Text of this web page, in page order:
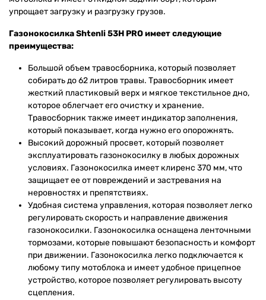
упрощает загрузку и разгрузку грузов.
Газонокосилка Shtenli 53H PRO имеет следующие
преимущества:
Большой объем травосборника, который позволяет
собирать до 62 литров травы. Травосборник имеет
жесткий пластиковый верх и мягкое текстильное дно,
которое облегчает его очистку и хранение.
Травосборник также имеет индикатор заполнения,
который показывает, когда нужно его опорожнять.
Высокий дорожный просвет, который позволяет
эксплуатировать газонокосилку в любых дорожных
условиях. Газонокосилка имеет клиренс 370 мм, что
защищает ее от повреждений и застревания на
неровностях и препятствиях.
Удобная система управления, которая позволяет легко
регулировать скорость и направление движения
газонокосилки. Газонокосилка оснащена ленточными
тормозами, которые повышают безопасность и комфорт
при движении. Газонокосилка легко подключается к
любому типу мотоблока и имеет удобное прицепное
устройство, которое позволяет регулировать высоту
сцепления.